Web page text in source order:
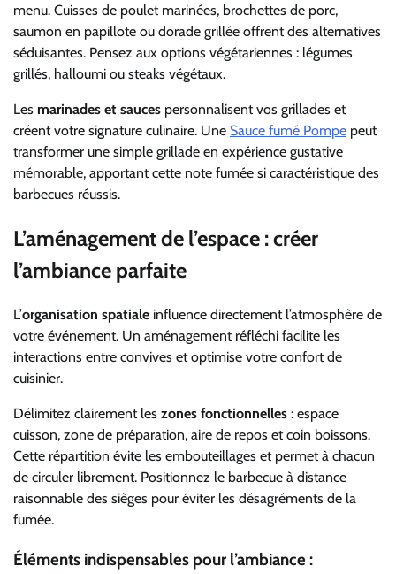
menu. Cuisses de poulet marinées, brochettes de porc,
saumon en papillote ou dorade grillée offrent des alternatives
séduisantes. Pensez aux options végétariennes : légumes
grillés, halloumi ou steaks végétaux.
Les marinades et sauces personnalisent vos grillades et
créent votre signature culinaire. Une Sauce fumé Pompe peut
transformer une simple grillade en expérience gustative
mémorable, apportant cette note fumée si caractéristique des
barbecues réussis.
L’aménagement de l’espace : créer
l’ambiance parfaite
L’organisation spatiale influence directement l’atmosphère de
votre événement. Un aménagement réfléchi facilite les
interactions entre convives et optimise votre confort de
cuisinier.
Délimitez clairement les zones fonctionnelles : espace
cuisson, zone de préparation, aire de repos et coin boissons.
Cette répartition évite les embouteillages et permet à chacun
de circuler librement. Positionnez le barbecue à distance
raisonnable des sièges pour éviter les désagréments de la
fumée.
Éléments indispensables pour l’ambiance :